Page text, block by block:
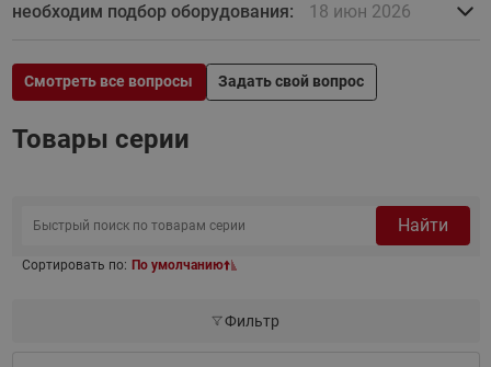
необходим подбор оборудования: 18 июн 2026
Смотреть все вопросы Задать свой вопрос
Товары серии
Найти
Сортировать по: По умолчанию
Фильтр